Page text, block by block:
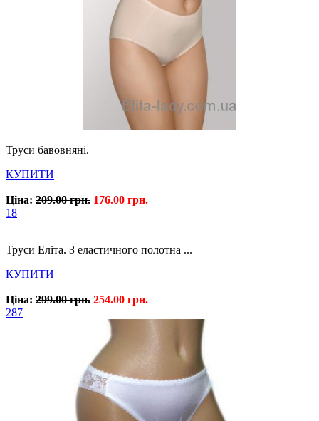
Труси бавовняні.
КУПИТИ
Ціна: 209.00 грн. 176.00 грн.
18
Труси Еліта. З еластичного полотна ...
КУПИТИ
Ціна: 299.00 грн. 254.00 грн.
287